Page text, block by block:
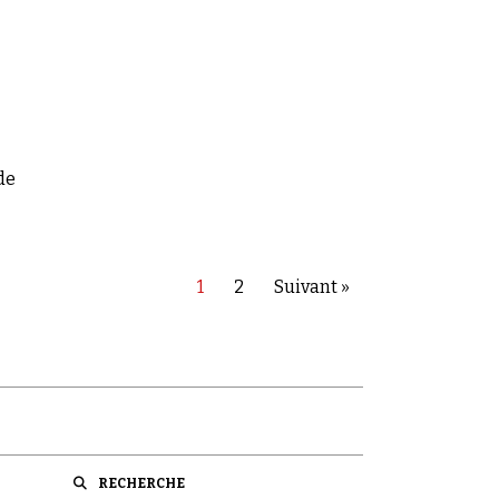
1 2 Suivant »
RECHERCHE